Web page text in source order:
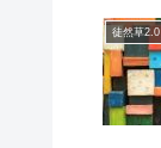
徒然草2.0